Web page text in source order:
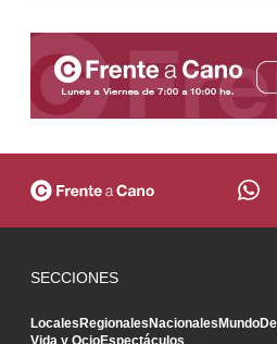
SECCIONES
LocalesRegionalesNacionalesMundo
Vida y OcioEspectáculos